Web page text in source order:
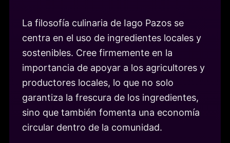
La filosofía culinaria de Iago Pazos se
centra en el uso de ingredientes locales y
sostenibles. Cree firmemente en la
importancia de apoyar a los agricultores y
productores locales, lo que no solo
garantiza la frescura de los ingredientes,
sino que también fomenta una economía
circular dentro de la comunidad.